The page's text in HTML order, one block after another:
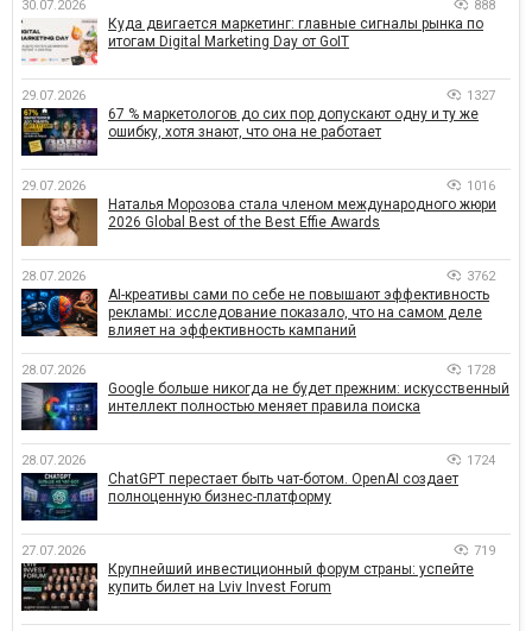
30.07.2026 888
Куда двигается маркетинг: главные сигналы рынка по
итогам Digital Marketing Day от GoIT
29.07.2026 1327
67 % маркетологов до сих пор допускают одну и ту же
ошибку, хотя знают, что она не работает
29.07.2026 1016
Наталья Морозова стала членом международного жюри
2026 Global Best of the Best Effie Awards
28.07.2026 3762
AI-креативы сами по себе не повышают эффективность
рекламы: исследование показало, что на самом деле
влияет на эффективность кампаний
28.07.2026 1728
Google больше никогда не будет прежним: искусственный
интеллект полностью меняет правила поиска
28.07.2026 1724
ChatGPT перестает быть чат-ботом. OpenAI создает
полноценную бизнес-платформу
27.07.2026 719
Крупнейший инвестиционный форум страны: успейте
купить билет на Lviv Invest Forum